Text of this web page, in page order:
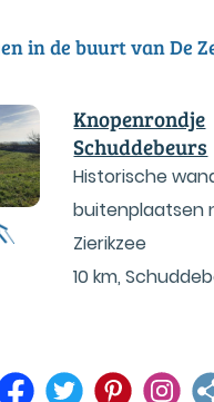
in de buurt van De
Knopenrondje
Schuddebeurs
Historische
buitenplaatsen
Zierikzee
10 km,